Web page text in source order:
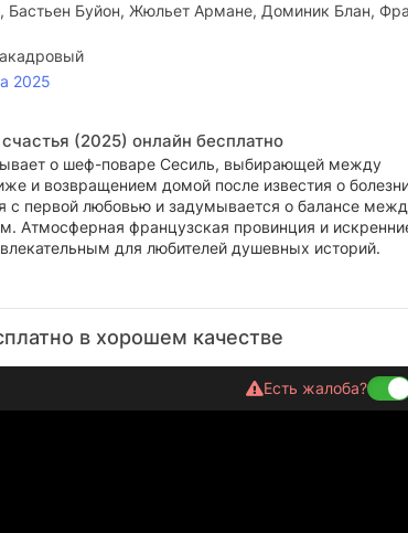
Бастьен Буйон, Жюльет Армане, Доминик Блан,
2025
(2025) онлайн бесплатно
о шеф-поваре Сесиль, выбирающей между
и возвращением домой после известия о
с первой любовью и задумывается о балансе
Атмосферная французская провинция и
для любителей душевных историй.
в хорошем качестве
Есть жалоба?